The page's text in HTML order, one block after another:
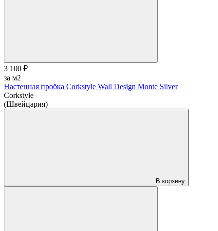
3 100 ₽
за м2
Настенная пробка Corkstyle Wall Design Monte Silver
Corkstyle
(Швейцария)
В корзину